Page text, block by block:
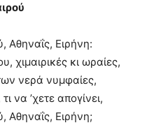
Αθηναΐς, Ειρήνη:
χιμαιρικές κι ωραίες,
νερά νυμφαίες,
να ’χετε απογίνει,
Αθηναΐς, Ειρήνη;